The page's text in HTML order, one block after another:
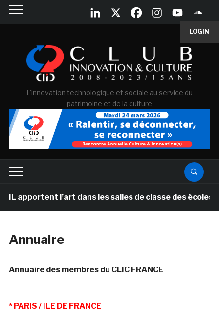
LOGIN
L'innovation technologique et sociale au service du
patrimoine et de la culture
l’art dans les salles de classe des écoles
Annuaire
Annuaire des membres du CLIC FRANCE
* PARIS / ILE DE FRANCE